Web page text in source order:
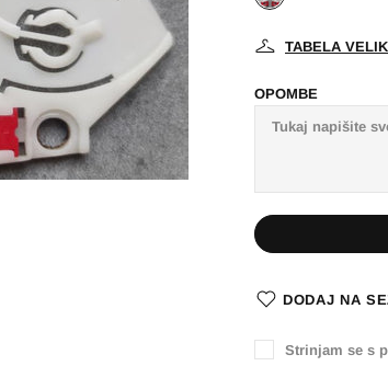
TABELA
OPOMBE
DODAJ NA
Strinjam se s